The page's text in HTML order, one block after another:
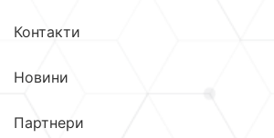
Контакти
Новини
Партнери